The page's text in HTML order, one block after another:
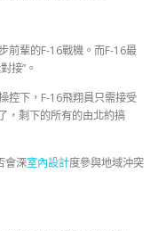
前輩的F-16戰機。而F-16最
接”。
控下，F-16飛翔員只需接受
，剩下的所有的由北約搞
會深室內設計度參與地域沖突